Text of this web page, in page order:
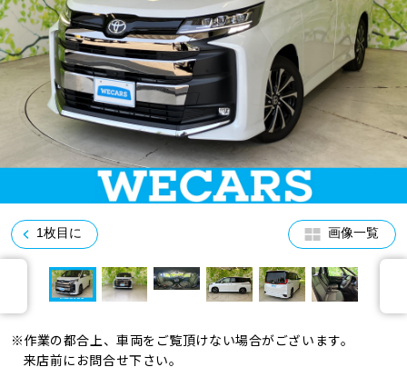
品質管理とサポート体制
お問い合わせ
企業情報 採用情報
0120-733-500
1枚目に 画像一覧
※作業の都合上、車両をご覧頂けない場合がございます。
来店前にお問合せ下さい。